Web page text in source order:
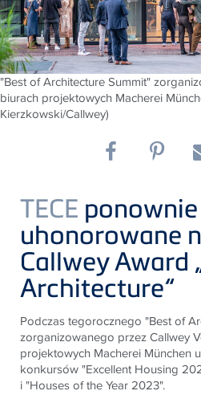
"Best of Architecture Summit"
biurach projektowych Macherei
Kierzkowski/Callwey)
TECE ponownie
uhonorowane
Callwey Award
Architecture“
Podczas tegorocznego "Best of
zorganizowanego przez Callwey
projektowych Macherei München
konkursów "Excellent Housing
i "Houses of the Year 2023".